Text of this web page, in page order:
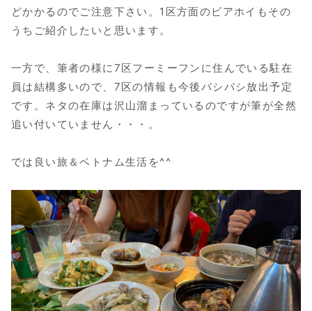
どかかるのでご注意下さい。1区方面のビアホイもその
うちご紹介したいと思います。
一方で、筆者の様に7区フーミーフンに住んでいる駐在
員は結構多いので、7区の情報も今後バシバシ放出予定
です。ネタの在庫は沢山溜まっているのですが筆が全然
追い付いていません・・・。
では良い旅＆ベトナム生活を^^